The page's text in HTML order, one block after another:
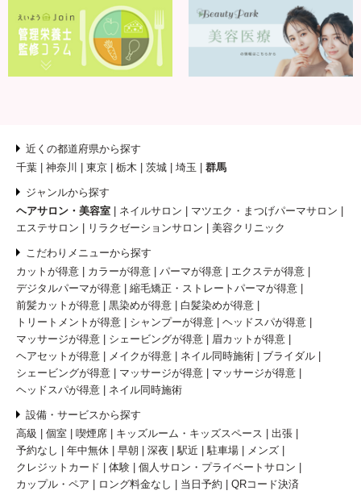
近くの都道府県から探す
千葉
神奈川 東京 栃木 茨城 埼玉 群馬
ジャンルから探す
ヘアサロン・美容室
ネイルサロン
マツエク・まつげパーマサロン
エステサロン
リラクゼーションサロン 美容クリニック
こだわりメニューから探す
カットが得意
カラーが得意 パーマが得意
エクステが得意
デジタルパーマが得意
縮毛矯正・ストレートパーマが得意
前髪カットが得意
黒染めが得意
白髪染めが得意
トリートメントが得意
シャンプーが得意
ヘッドスパが得意
マッサージが得意
シェービングが得意
眉カットが得意
ヘアセットが得意
メイクが得意 ネイル同時施術
ブライダル
シェービングが得意
マッサージが得意
マッサージが得意
ヘッドスパが得意
ネイル同時施術
設備・サービスから探す
高級
個室 喫煙席 キッズルーム・キッズスペース
出張
予約なし
年中無休 早朝 深夜 駅近 駐車場
メンズ
クレジットカード
体験
個人サロン・プライベートサロン
カップル・ペア
ロング料金なし 当日予約 QRコード決済